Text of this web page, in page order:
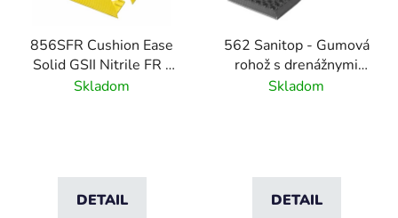
856SFR Cushion Ease
Solid GSII Nitrile FR -
Modulárna nitrilová
Skladom
DETAIL
562 Sanitop - Gumová
rohož s drenážnymi
otvormi a tvarovanými
Skladom
DETAIL